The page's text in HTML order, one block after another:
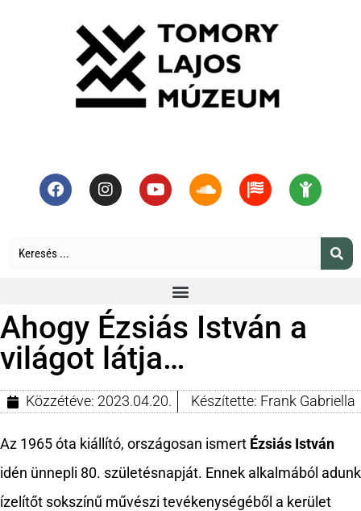
Ahogy Ézsiás István a
világot látja…
Közzétéve: 2023.04.20. Készítette: Frank Gabriella
Az 1965 óta kiállító, országosan ismert Ézsiás István
idén ünnepli 80. születésnapját. Ennek alkalmából adunk
ízelítőt sokszínű művészi tevékenységéből a kerület